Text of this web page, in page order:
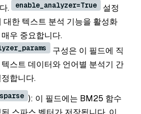
.
enable_analyzer=True
설정
대한 텍스트 분석 기능을 활성화
우 중요합니다.
구성은 이 필드에 직
스트 데이터와 언어별 분석기 간
합니다.
sparse ): 이 필드에는 BM25 함수